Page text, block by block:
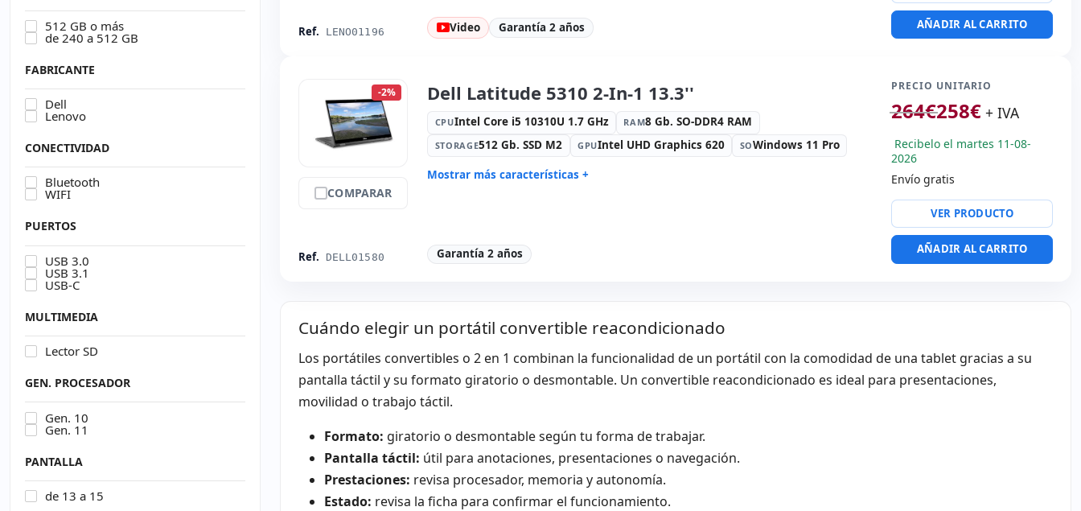
512 GB o más
de 240 a 512 GB
FABRICANTE
Dell
Lenovo
CONECTIVIDAD
Bluetooth
WIFI
PUERTOS
USB 3.0
USB 3.1
USB-C
MULTIMEDIA
Lector SD
GEN. PROCESADOR
Gen. 10
Gen. 11
PANTALLA
de 13 a 15
Ref. LENO01196
Puertos: 2x USB 3.0 · USB-C
Español
Video Garantía 2 años AÑADIR AL CARRITO
-2%
COMPARAR
Ref. DELL01580
Dell Latitude 5310 2-In-1 13.3''
CPUIntel Core i5 10310U 1.7 GHz RAM8 Gb. SO-DDR4 RAM
STORAGE512 Gb. SSD M2 GPUIntel UHD Graphics 620 SOWindows 11 Pro
Mostrar más características +
Puertos de vídeo:
Garantía 2 años
PRECIO UNITARIO
264€258€ + IVA
Recibelo el martes 11-08-
2026
Envío gratis
VER PRODUCTO
AÑADIR AL CARRITO
Cuándo elegir un portátil convertible reacondicionado
Los portátiles convertibles o 2 en 1 combinan la funcionalidad de un portátil con la comodidad de una tablet gracias a su
pantalla táctil y su formato giratorio o desmontable. Un convertible reacondicionado es ideal para presentaciones,
movilidad o trabajo táctil.
Formato: giratorio o desmontable según tu forma de trabajar.
Pantalla táctil: útil para anotaciones, presentaciones o navegación.
Prestaciones: revisa procesador, memoria y autonomía.
Estado: revisa la ficha para confirmar el funcionamiento.